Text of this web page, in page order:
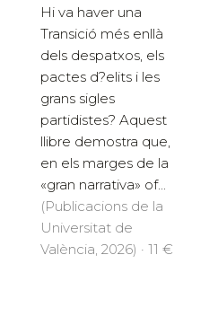
Hi va haver una
Transició més enllà
dels despatxos, els
pactes d?elits i les
grans sigles
partidistes? Aquest
llibre demostra que,
en els marges de la
«gran narrativa» of...
(Publicacions de la
Universitat de
València, 2026) · 11 €